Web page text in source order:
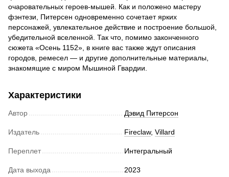
очаровательных героев-мышей. Как и положено мастеру
фэнтези, Питерсен одновременно сочетает ярких
персонажей, увлекательное действие и построение большой,
убедительной вселенной. Так что, помимо законченного
сюжета «Осень 1152», в книге вас также ждут описания
городов, ремесел — и другие дополнительные материалы,
знакомящие с миром Мышиной Гвардии.
Характеристики
Автор Дэвид Питерсон
Издатель Fireclaw, Villard
Переплет Интегральный
Дата выхода 2023